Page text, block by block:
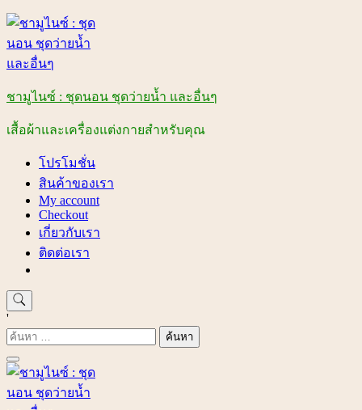
Skip
content
ชามูไนซ์ : ชุดนอน ชุดว่ายน้ำ และอื่นๆ
เสื้อผ้าและเครื่องแต่งกายสำหรับคุณ
โปรโมชั่น
สินค้าของเรา
My account
Checkout
เกี่ยวกับเรา
ติดต่อเรา
'
ค้นหา
สำหรับ: